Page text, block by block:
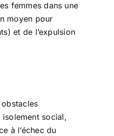
femmes dans une
moyen pour
et de l’expulsion
social,
à l’échec du